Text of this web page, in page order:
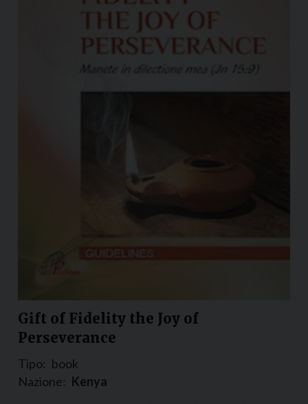
Gift of Fidelity the Joy of
Perseverance
Tipo: book
Nazione: Kenya